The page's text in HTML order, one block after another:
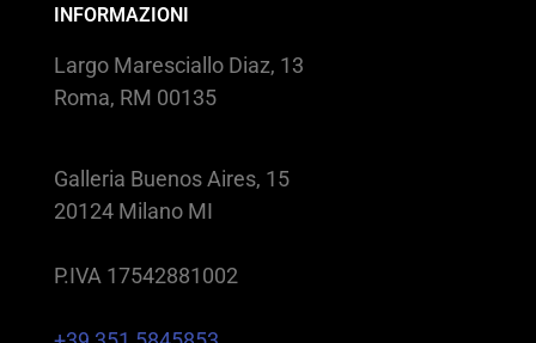
INFORMAZIONI
Largo Maresciallo Diaz, 13
Roma, RM 00135
Galleria Buenos Aires, 15
20124 Milano MI
P.IVA 17542881002